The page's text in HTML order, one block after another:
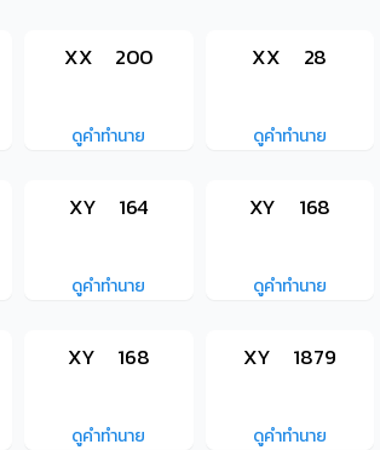
XX 200
ดูคำทำนาย
XX 28
ดูคำทำนาย
XY 164
ดูคำทำนาย
XY 168
ดูคำทำนาย
XY 168
ดูคำทำนาย
XY 1879
ดูคำทำนาย